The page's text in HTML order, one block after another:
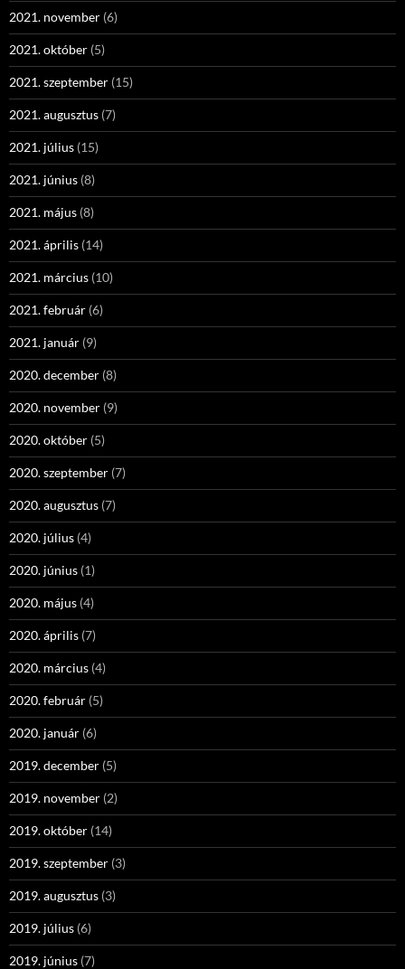
2021. november (6)
2021. október (5)
2021. szeptember (15)
2021. augusztus (7)
2021. július (15)
2021. június (8)
2021. május (8)
2021. április (14)
2021. március (10)
2021. február (6)
2021. január (9)
2020. december (8)
2020. november (9)
2020. október (5)
2020. szeptember (7)
2020. augusztus (7)
2020. július (4)
2020. június (1)
2020. május (4)
2020. április (7)
2020. március (4)
2020. február (5)
2020. január (6)
2019. december (5)
2019. november (2)
2019. október (14)
2019. szeptember (3)
2019. augusztus (3)
2019. július (6)
2019. június (7)